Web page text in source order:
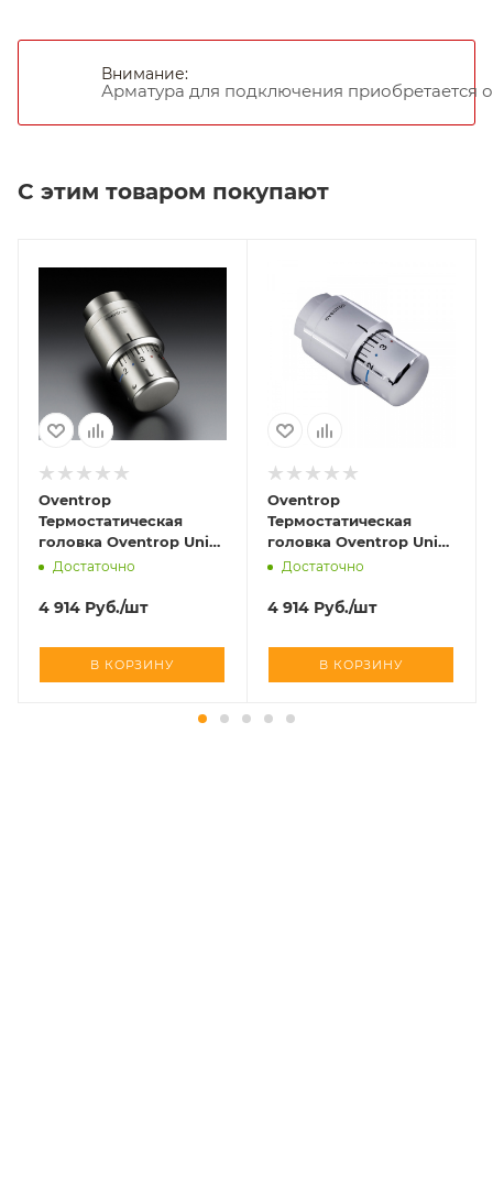
Внимание:
Арматура для подключения приобретается
С этим товаром покупают
Oventrop
Термостатическая
головка Oventrop Uni
SH матовая сталь art
Достаточно
4 914 Руб./шт
В КОРЗИНУ
Oventrop
Термостатическая
головка Oventrop Uni
SH хромированный art
Достаточно
4 914 Руб./шт
В КОРЗИНУ